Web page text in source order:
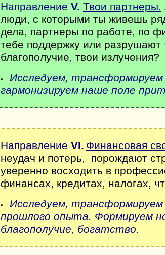
Направление V. Твои партнеры.
люди, с которыми ты живешь
дела, партнеры по работе, по
тебе поддержку или разрушают
благополучие, твои излучения?
Исследуем,
гармонизируем наше поле
Направление VI. Финансовая
неудач и потерь, порождают
уверенно восходить в
финансах, кредитах, налогах,
Исследуем, трансформируем
прошлого опыта. Формируем
благополучие, богатство.